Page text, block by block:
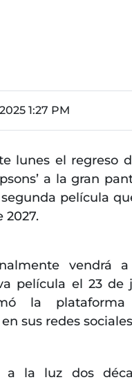
1:27 PM
lunes el regreso
a la gran
película
2027.
vendrá
película el 23 de
la
sus redes
a la luz dos